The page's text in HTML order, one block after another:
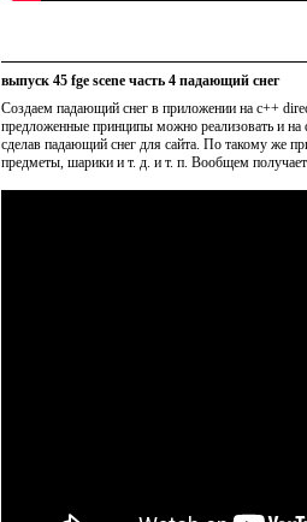
выпуск 45 fge scene часть 4 падающий снег
Создаем падающий снег в приложении на c++
предложенные принципы можно реализовать и
сделав падающий снег для сайта. По такому же
предметы, шарики и т. д. и т. п. Вообщем